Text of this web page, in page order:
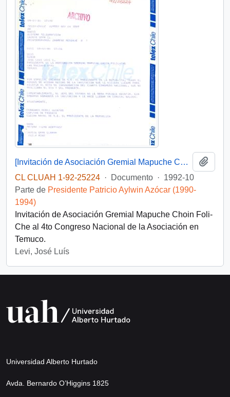
[Invitación de Asociación Gremial Mapuche Choin Foli-Che]
CL CLUAH 1-92-25224 · Documento · 1992-10
Parte de Presidente Patricio Aylwin Azócar (1990-
1994)
Invitación de Asociación Gremial Mapuche Choin Foli-
Che al 4to Congreso Nacional de la Asociación en
Temuco.
Levi, José Luís
Universidad Alberto Hurtado
Avda. Bernardo O’Higgins 1825